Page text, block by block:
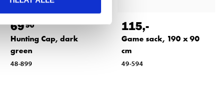
6990
Hunting Cap, dark
green
48-899
115,-
Game sack, 190 x 90
cm
49-594